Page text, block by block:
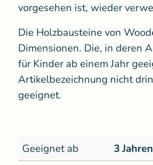
vorgesehen ist, wieder
Die Holzbausteine von
Dimensionen. Die, in deren
für Kinder ab einem Jahr
Artikelbezeichnung nicht
geeignet.
Geeignet ab
3 Jahren